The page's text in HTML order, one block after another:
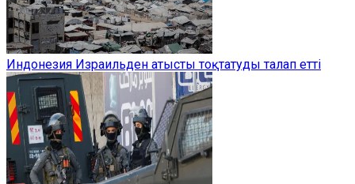
Индонезия Израильден атысты тоқтатуды талап етті